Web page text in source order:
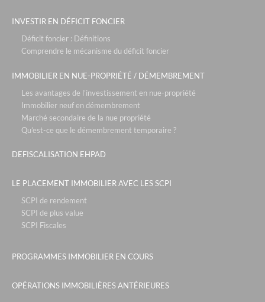
la chrysalide - décines
vue en scene - gex
la reserve- annecy
pra sainte marie - vars
patios eugenie - biarritz
roissy park - paris roissy
les portes de saint clair - lyon
park & suites prestige- paris la défense
le campus de sophia - nice
rue de la republique - marseille
tour de sault - bayonne
the blue factory - lyon
INVESTIR EN DÉFICIT FONCIER
Déficit foncier : Définitions
Comprendre le mécanisme du déficit foncier
IMMOBILIER EN NUE-PROPRIÉTÉ / DÉMEMBREMENT
Les avantages de l’investissement en nue-propriété
Immobilier neuf en démembrement
Marché secondaire de la nue propriété
Qu’est-ce que le démembrement temporaire ?
DEFISCALISATION EHPAD
LE PLACEMENT IMMOBILIER AVEC LES SCPI
SCPI de rendement
SCPI de plus value
SCPI Fiscales
PROGRAMMES IMMOBILIER EN COURS
OPÉRATIONS IMMOBILIÈRES ANTÉRIEURES